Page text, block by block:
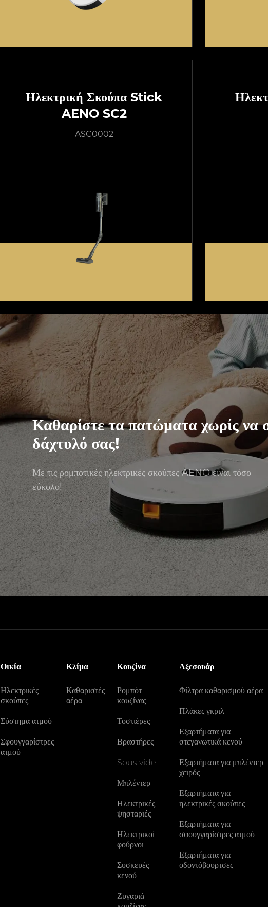
Ηλεκτρική Σκούπα Stick
AENO SC2
ASC0002
Καθαρίστε τα πατώματα χωρίς να
δάχτυλό σας!
Με τις ρομποτικές ηλεκτρικές σκούπες AENO είναι τόσο
εύκολο!
Οικία
Ηλεκτρικές
σκούπες
Σύστημα ατμού
Σφουγγαρίστρες
ατμού
Κλίμα
Καθαριστές
αέρα
Κουζίνα
Ρομπότ
κουζίνας
Τοστιέρες
Βραστήρες
Sous vide
Μπλέντερ
Ηλεκτρικές
ψησταριές
Ηλεκτρικοί
φούρνοι
Συσκευές
κενού
Ζυγαριά
Αξεσουάρ
Φίλτρα καθαρισμού αέρα
Πλάκες γκριλ
Εξαρτήματα για
στεγανωτικά κενού
Εξαρτήματα για μπλέντερ
χειρός
Εξαρτήματα για
ηλεκτρικές σκούπες
Εξαρτήματα για
σφουγγαρίστρες ατμού
Εξαρτήματα για
οδοντόβουρτσες